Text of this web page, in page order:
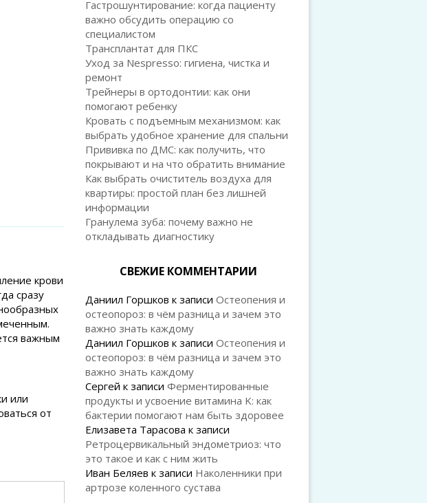
крови
сразу
важным
или
от
Гастрошунтирование: когда пациенту
важно обсудить операцию со
специалистом
Трансплантат для ПКС
Уход за Nespresso: гигиена, чистка и
ремонт
Трейнеры в ортодонтии: как они
помогают ребенку
Кровать с подъемным механизмом: как
выбрать удобное хранение для спальни
Прививка по ДМС: как получить, что
покрывают и на что обратить внимание
Как выбрать очиститель воздуха для
квартиры: простой план без лишней
информации
Гранулема зуба: почему важно не
откладывать диагностику
СВЕЖИЕ КОММЕНТАРИИ
Даниил Горшков к записи Остеопения и
остеопороз: в чём разница и зачем это
важно знать каждому
Даниил Горшков к записи Остеопения и
остеопороз: в чём разница и зачем это
важно знать каждому
Сергей к записи Ферментированные
продукты и усвоение витамина K: как
бактерии помогают нам быть здоровее
Елизавета Тарасова к записи
Ретроцервикальный эндометриоз: что
это такое и как с ним жить
Иван Беляев к записи Наколенники при
артрозе коленного сустава